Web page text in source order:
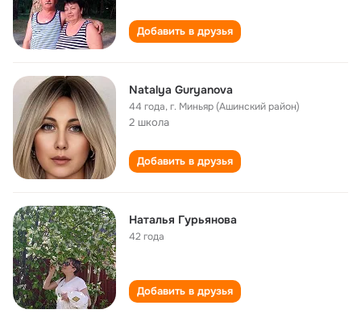
Добавить в друзья
Natalya Guryanova
44 года,г. Миньяр (Ашинский район)
2 школа
Добавить в друзья
Наталья Гурьянова
42 года
Добавить в друзья